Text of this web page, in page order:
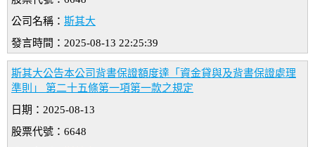
公司名稱： 斯其大
發言時間：2025-08-13 22:25:39
斯其大公告本公司背書保證額度達「資金貸與及背書保證處理
準則」 第二十五條第一項第一款之規定
日期：2025-08-13
股票代號：6648